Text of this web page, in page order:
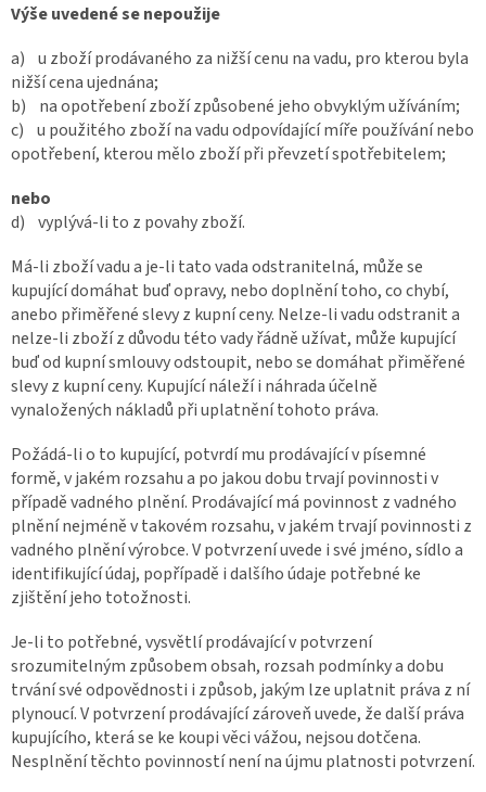
Výše uvedené se nepoužije
a) u zboží prodávaného za nižší cenu na vadu, pro kterou byla
nižší cena ujednána;
b) na opotřebení zboží způsobené jeho obvyklým užíváním;
c) u použitého zboží na vadu odpovídající míře používání nebo
opotřebení, kterou mělo zboží při převzetí spotřebitelem;
nebo
d) vyplývá-li to z povahy zboží.
Má-li zboží vadu a je-li tato vada odstranitelná, může se
kupující domáhat buď opravy, nebo doplnění toho, co chybí,
anebo přiměřené slevy z kupní ceny. Nelze-li vadu odstranit a
nelze-li zboží z důvodu této vady řádně užívat, může kupující
buď od kupní smlouvy odstoupit, nebo se domáhat přiměřené
slevy z kupní ceny. Kupující náleží i náhrada účelně
vynaložených nákladů při uplatnění tohoto práva.
Požádá-li o to kupující, potvrdí mu prodávající v písemné
formě, v jakém rozsahu a po jakou dobu trvají povinnosti v
případě vadného plnění. Prodávající má povinnost z vadného
plnění nejméně v takovém rozsahu, v jakém trvají povinnosti z
vadného plnění výrobce. V potvrzení uvede i své jméno, sídlo a
identifikující údaj, popřípadě i dalšího údaje potřebné ke
zjištění jeho totožnosti.
Je-li to potřebné, vysvětlí prodávající v potvrzení
srozumitelným způsobem obsah, rozsah podmínky a dobu
trvání své odpovědnosti i způsob, jakým lze uplatnit práva z ní
plynoucí. V potvrzení prodávající zároveň uvede, že další práva
kupujícího, která se ke koupi věci vážou, nejsou dotčena.
Nesplnění těchto povinností není na újmu platnosti potvrzení.